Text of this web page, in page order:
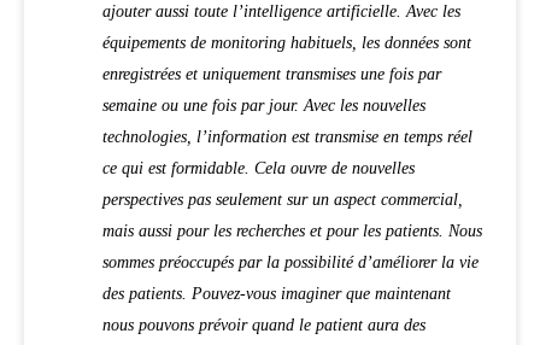
ajouter aussi toute l’intelligence artificielle. Avec les
équipements de monitoring habituels, les données sont
enregistrées et uniquement transmises une fois par
semaine ou une fois par jour. Avec les nouvelles
technologies, l’information est transmise en temps réel
ce qui est formidable. Cela ouvre de nouvelles
perspectives pas seulement sur un aspect commercial,
mais aussi pour les recherches et pour les patients. Nous
sommes préoccupés par la possibilité d’améliorer la vie
des patients. Pouvez-vous imaginer que maintenant
nous pouvons prévoir quand le patient aura des